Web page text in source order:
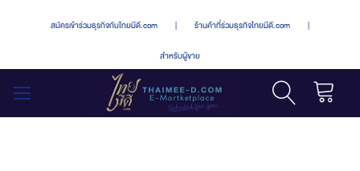
สมัครเข้าร่วมธุรกิจกับไทยมีดี.com | ร้านค้าที่ร่วมธุรกิจไทยมีดี.com |
สำหรับผู้ขาย